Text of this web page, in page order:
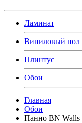
Ламинат
Виниловый пол
Плинтус
Обои
Главная
Обои
Панно BN Walls